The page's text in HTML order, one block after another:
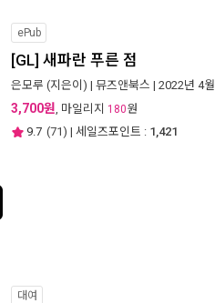
ePub
[GL] 새파란 푸른 점
은모루 (지은이) | 뮤즈앤북스 | 2022년 4월
3,700원, 마일리지 180원
9.7 (71) | 세일즈포인트 : 1,421
대여